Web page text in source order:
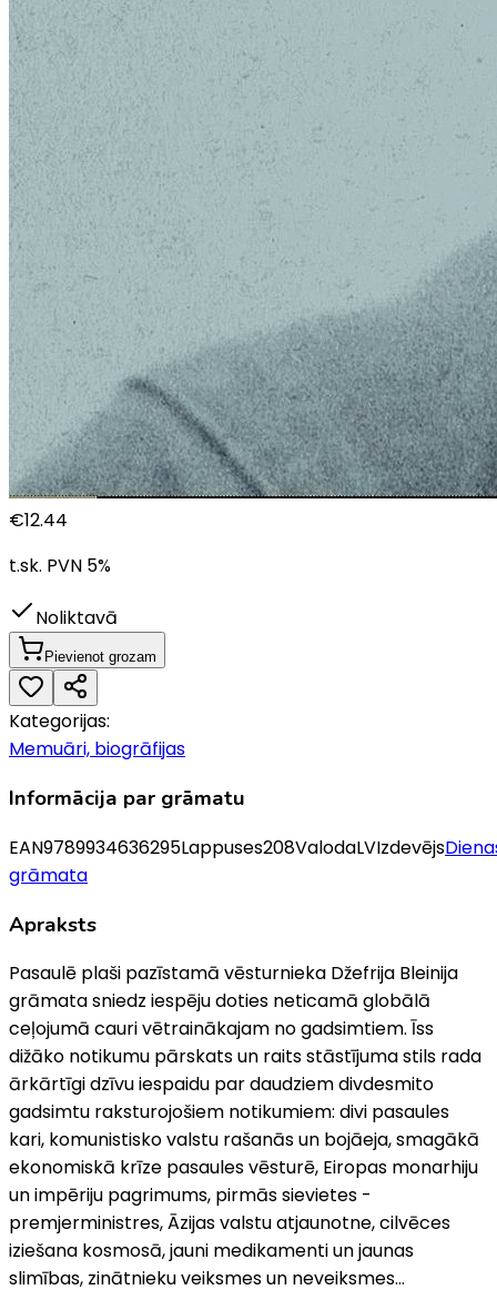
€12.44
t.sk. PVN 5%
Noliktavā
Pievienot grozam
Kategorijas:
Memuāri, biogrāfijas
Informācija par grāmatu
EAN9789934636295Lappuses208ValodaLVIzdevējs
grāmata
Apraksts
Pasaulē plaši pazīstamā vēsturnieka Džefrija Bleinija
grāmata sniedz iespēju doties neticamā globālā
ceļojumā cauri vētrainākajam no gadsimtiem. Īss
dižāko notikumu pārskats un raits stāstījuma stils rada
ārkārtīgi dzīvu iespaidu par daudziem divdesmito
gadsimtu raksturojošiem notikumiem: divi pasaules
kari, komunistisko valstu rašanās un bojāeja, smagākā
ekonomiskā krīze pasaules vēsturē, Eiropas monarhiju
un impēriju pagrimums, pirmās sievietes -
premjerministres, Āzijas valstu atjaunotne, cilvēces
iziešana kosmosā, jauni medikamenti un jaunas
slimības, zinātnieku veiksmes un neveiksmes...